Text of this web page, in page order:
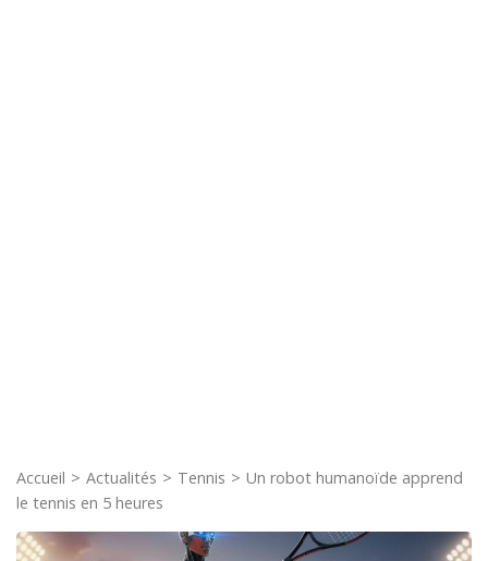
Accueil > Actualités > Tennis > Un robot humanoïde apprend
le tennis en 5 heures